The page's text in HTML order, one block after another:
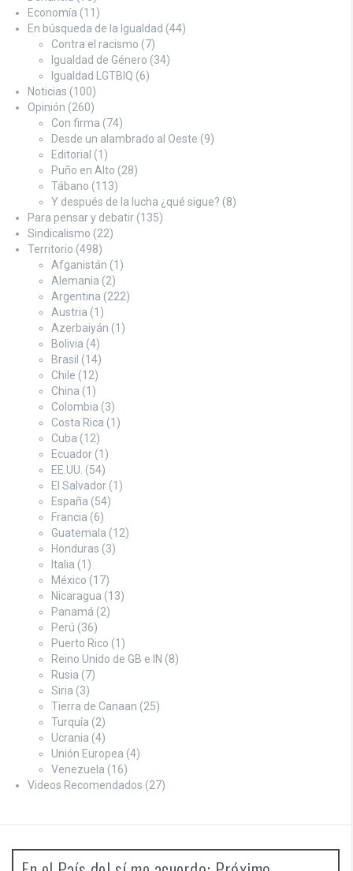
Economía (11)
En búsqueda de la Igualdad (44)
Contra el racismo (7)
Igualdad de Género (34)
Igualdad LGTBIQ (6)
Noticias (100)
Opinión (260)
Con firma (74)
Desde un alambrado al Oeste (9)
Editorial (1)
Puño en Alto (28)
Tábano (113)
Y después de la lucha ¿qué sigue? (8)
Para pensar y debatir (135)
Sindicalismo (22)
Territorio (498)
Afganistán (1)
Alemania (2)
Argentina (222)
Austria (1)
Azerbaiyán (1)
Bolivia (4)
Brasil (14)
Chile (12)
China (1)
Colombia (3)
Costa Rica (1)
Cuba (12)
Ecuador (1)
EE.UU. (54)
El Salvador (1)
España (54)
Francia (6)
Guatemala (12)
Honduras (3)
Italia (1)
México (17)
Nicaragua (13)
Panamá (2)
Perú (36)
Puerto Rico (1)
Reino Unido de GB e IN (8)
Rusia (7)
Siria (3)
Tierra de Canaan (25)
Turquía (2)
Ucrania (4)
Unión Europea (4)
Venezuela (16)
Videos Recomendados (27)